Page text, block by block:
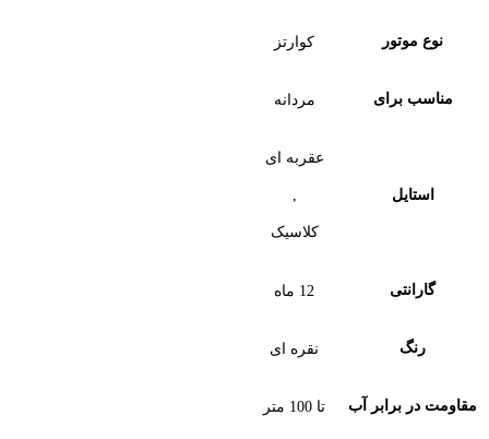
نوع موتور کوارتز
مناسب برای مردانه
استایل
عقربه ای
کلاسیک
گارانتی 12 ماه
رنگ نقره ای
مقاومت در برابر آب تا 100 متر